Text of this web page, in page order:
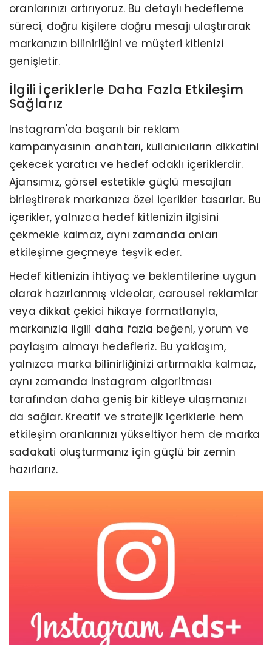
oranlarınızı artırıyoruz. Bu detaylı hedefleme
süreci, doğru kişilere doğru mesajı ulaştırarak
markanızın bilinirliğini ve müşteri kitlenizi
genişletir.
İlgili İçeriklerle Daha Fazla Etkileşim
Sağlarız
Instagram'da başarılı bir reklam
kampanyasının anahtarı, kullanıcıların dikkatini
çekecek yaratıcı ve hedef odaklı içeriklerdir.
Ajansımız, görsel estetikle güçlü mesajları
birleştirerek markanıza özel içerikler tasarlar. Bu
içerikler, yalnızca hedef kitlenizin ilgisini
çekmekle kalmaz, aynı zamanda onları
etkileşime geçmeye teşvik eder.
Hedef kitlenizin ihtiyaç ve beklentilerine uygun
olarak hazırlanmış videolar, carousel reklamlar
veya dikkat çekici hikaye formatlarıyla,
markanızla ilgili daha fazla beğeni, yorum ve
paylaşım almayı hedefleriz. Bu yaklaşım,
yalnızca marka bilinirliğinizi artırmakla kalmaz,
aynı zamanda Instagram algoritması
tarafından daha geniş bir kitleye ulaşmanızı
da sağlar. Kreatif ve stratejik içeriklerle hem
etkileşim oranlarınızı yükseltiyor hem de marka
sadakati oluşturmanız için güçlü bir zemin
hazırlarız.